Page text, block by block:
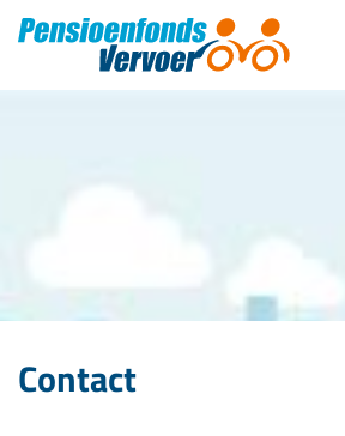
Overslaan
en
gaan
Contact